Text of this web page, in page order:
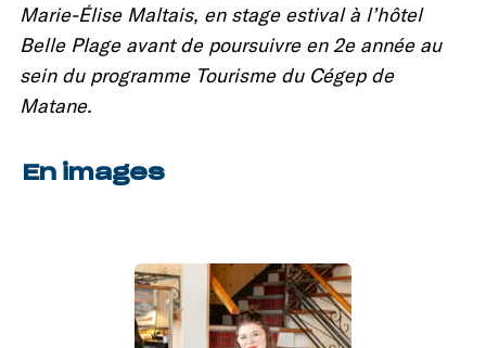
Marie-Élise Maltais, en stage estival à l’hôtel
Belle Plage avant de poursuivre en 2e année au
sein du programme Tourisme du Cégep de
Matane.
En images